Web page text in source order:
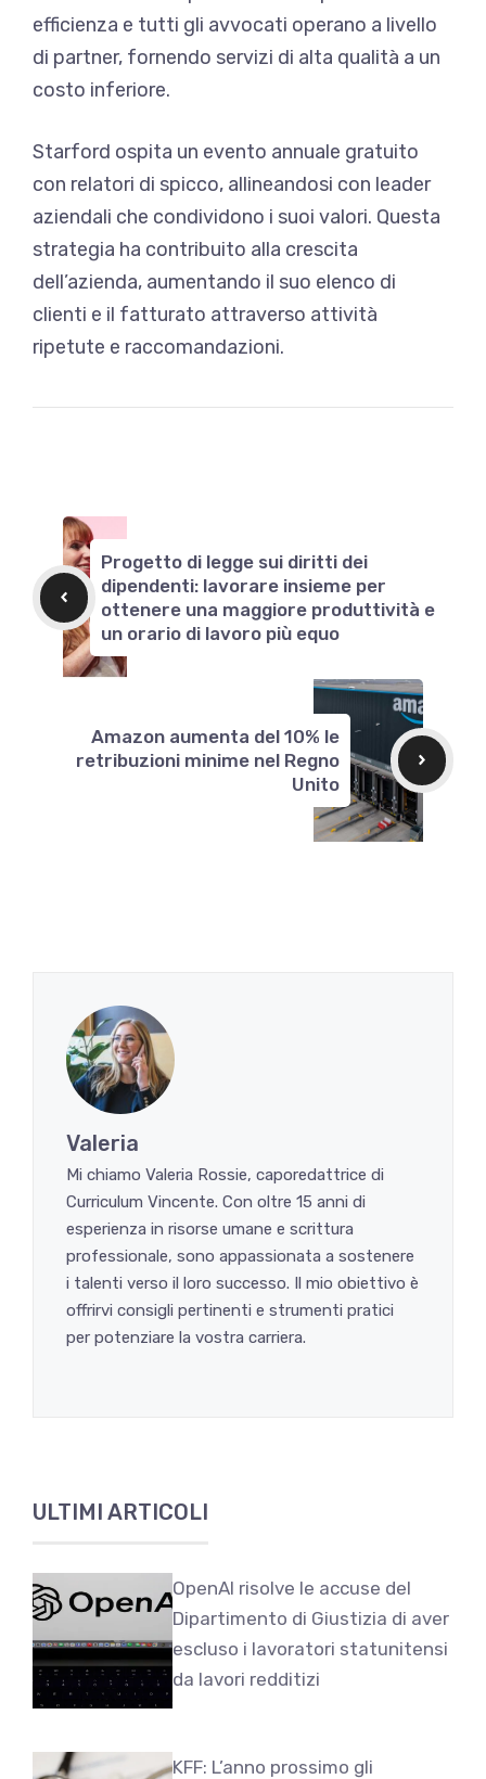
efficienza e tutti gli avvocati operano a livello
di partner, fornendo servizi di alta qualità a un
costo inferiore.
Starford ospita un evento annuale gratuito
con relatori di spicco, allineandosi con leader
aziendali che condividono i suoi valori. Questa
strategia ha contribuito alla crescita
dell’azienda, aumentando il suo elenco di
clienti e il fatturato attraverso attività
ripetute e raccomandazioni.
Progetto di legge sui diritti dei
dipendenti: lavorare insieme per
ottenere una maggiore produttività e
un orario di lavoro più equo
Amazon aumenta del 10% le
retribuzioni minime nel Regno
Unito
Valeria
Mi chiamo Valeria Rossie, caporedattrice di
Curriculum Vincente. Con oltre 15 anni di
esperienza in risorse umane e scrittura
professionale, sono appassionata a sostenere
i talenti verso il loro successo. Il mio obiettivo è
offrirvi consigli pertinenti e strumenti pratici
per potenziare la vostra carriera.
ULTIMI ARTICOLI
OpenAI risolve le accuse del
Dipartimento di Giustizia di aver
escluso i lavoratori statunitensi
da lavori redditizi
KFF: L’anno prossimo gli